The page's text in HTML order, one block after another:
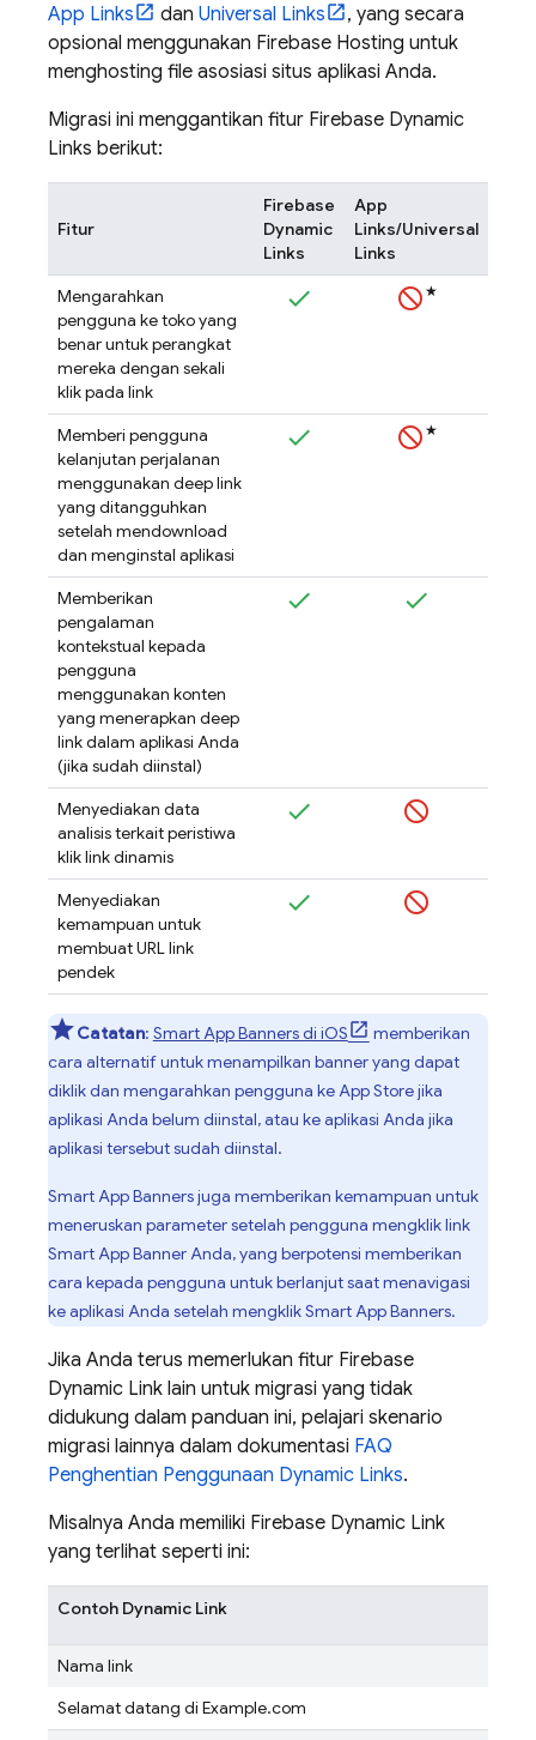
App Links
dan Universal Links
, yang secara
opsional menggunakan Firebase Hosting untuk
menghosting file asosiasi situs aplikasi Anda.
Migrasi ini menggantikan fitur Firebase Dynamic
Links berikut:
Fitur
Firebase
Dynamic
Links
App
Links/Universal
Links
Mengarahkan
pengguna ke toko yang
benar untuk perangkat
mereka dengan sekali
klik pada link
★
Memberi pengguna
kelanjutan perjalanan
menggunakan deep link
yang ditangguhkan
setelah mendownload
dan menginstal aplikasi
★
Memberikan
pengalaman
kontekstual kepada
pengguna
menggunakan konten
yang menerapkan deep
link dalam aplikasi Anda
(jika sudah diinstal)
Menyediakan data
analisis terkait peristiwa
klik link dinamis
Menyediakan
kemampuan untuk
membuat URL link
pendek
Catatan: Smart App Banners di iOS
memberikan
cara alternatif untuk menampilkan banner yang dapat
diklik dan mengarahkan pengguna ke App Store jika
aplikasi Anda belum diinstal, atau ke aplikasi Anda jika
aplikasi tersebut sudah diinstal.
Smart App Banners juga memberikan kemampuan untuk
meneruskan parameter setelah pengguna mengklik link
Smart App Banner Anda, yang berpotensi memberikan
cara kepada pengguna untuk berlanjut saat menavigasi
ke aplikasi Anda setelah mengklik Smart App Banners.
Jika Anda terus memerlukan fitur Firebase
Dynamic Link lain untuk migrasi yang tidak
didukung dalam panduan ini, pelajari skenario
migrasi lainnya dalam dokumentasi FAQ
Penghentian Penggunaan Dynamic Links.
Misalnya Anda memiliki Firebase Dynamic Link
yang terlihat seperti ini:
Contoh Dynamic Link
Nama link
Selamat datang di Example.com